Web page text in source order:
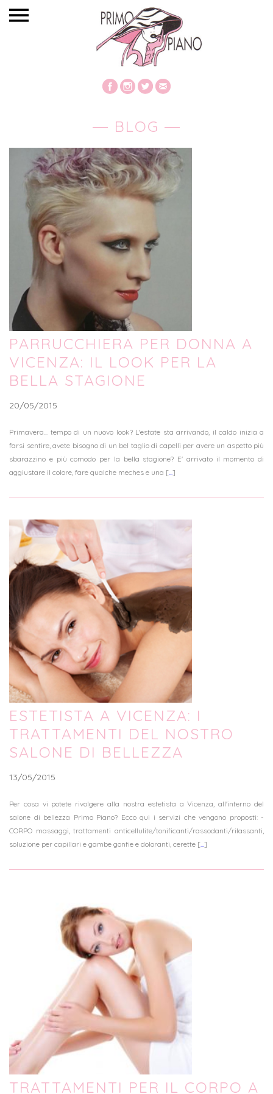
― BLOG ―
PARRUCCHIERA PER DONNA A
VICENZA: IL LOOK PER LA
BELLA STAGIONE
20/05/2015
Primavera... tempo di un nuovo look? L'estate sta arrivando, il caldo inizia a
farsi sentire, avete bisogno di un bel taglio di capelli per avere un aspetto più
sbarazzino e più comodo per la bella stagione? E' arrivato il momento di
aggiustare il colore, fare qualche meches e una [...]
ESTETISTA A VICENZA: I
TRATTAMENTI DEL NOSTRO
SALONE DI BELLEZZA
13/05/2015
Per cosa vi potete rivolgere alla nostra estetista a Vicenza, all'interno del
salone di bellezza Primo Piano? Ecco qui i servizi che vengono proposti: -
CORPO massaggi, trattamenti anticellulite/tonificanti/rassodanti/rilassanti,
soluzione per capillari e gambe gonfie e doloranti, cerette [...]
TRATTAMENTI PER IL CORPO A